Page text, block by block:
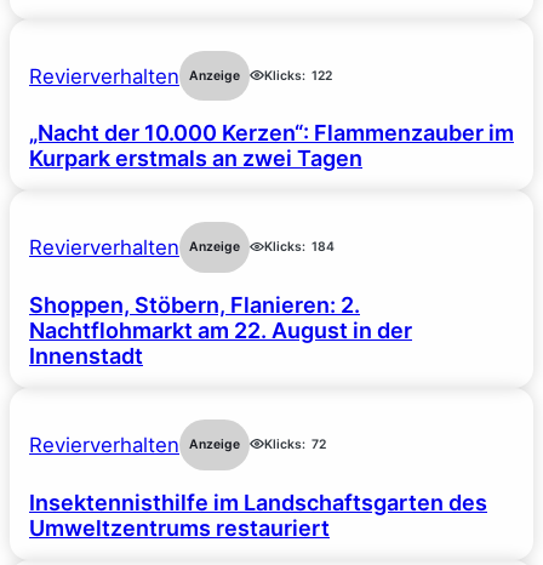
Revierverhalten Anzeige Klicks: 122
„Nacht der 10.000 Kerzen“: Flammenzauber im
Kurpark erstmals an zwei Tagen
Revierverhalten Anzeige Klicks: 184
Shoppen, Stöbern, Flanieren: 2.
Nachtflohmarkt am 22. August in der
Innenstadt
Revierverhalten Anzeige Klicks: 72
Insektennisthilfe im Landschaftsgarten des
Umweltzentrums restauriert